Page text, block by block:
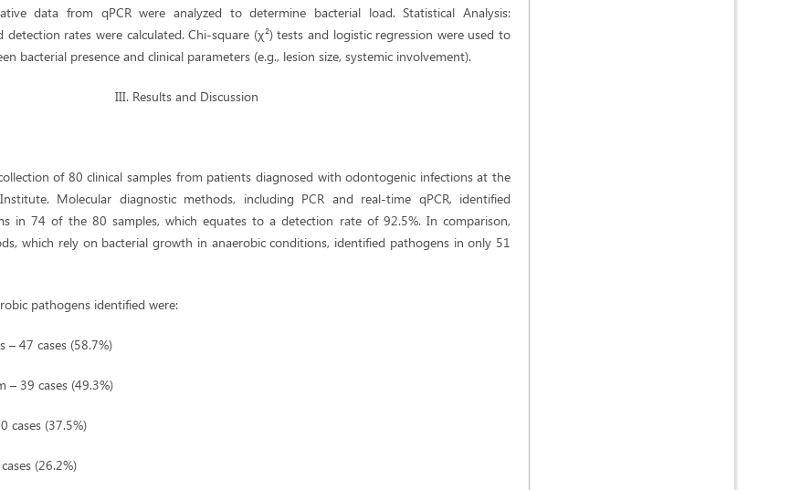
data from qPCR were analyzed to determine bacterial load. Statistical Analysis:
detection rates were calculated. Chi-square (χ²) tests and logistic regression were used to
bacterial presence and clinical parameters (e.g., lesion size, systemic involvement).
III. Results and Discussion
of 80 clinical samples from patients diagnosed with odontogenic infections at the
Molecular diagnostic methods, including PCR and real-time qPCR, identified
in 74 of the 80 samples, which equates to a detection rate of 92.5%. In comparison,
which rely on bacterial growth in anaerobic conditions, identified pathogens in only 51
pathogens identified were:
– 47 cases (58.7%)
– 39 cases (49.3%)
cases (37.5%)
(26.2%)